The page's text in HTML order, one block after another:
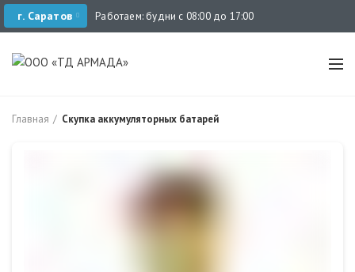
г. Саратов Работаем: будни с 08:00 до 17:00
Главная Скупка аккумуляторных батарей